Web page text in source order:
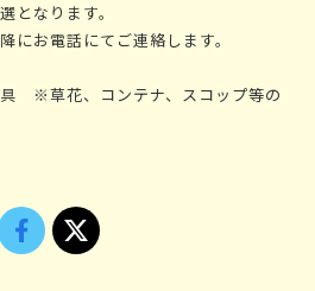
となります。
お電話にてご連絡します。
※草花、コンテナ、スコップ等の